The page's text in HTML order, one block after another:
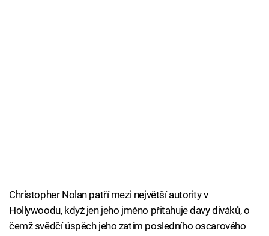
Christopher Nolan patří mezi největší autority v
Hollywoodu, když jen jeho jméno přitahuje davy diváků, o
čemž svědčí úspěch jeho zatím posledního oscarového